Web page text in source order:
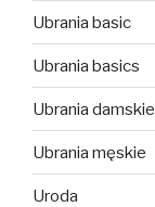
Ubrania basic
Ubrania basics
Ubrania damskie
Ubrania męskie
Uroda